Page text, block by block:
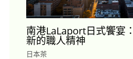
南港LaLaport日式饗宴
新的職人精神
日本茶